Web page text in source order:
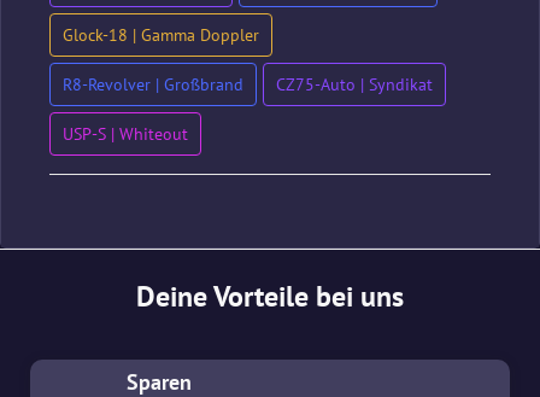
Glock-18 | Gamma Doppler
R8-Revolver | Großbrand CZ75-Auto | Syndikat
USP-S | Whiteout
Deine Vorteile bei uns
Sparen